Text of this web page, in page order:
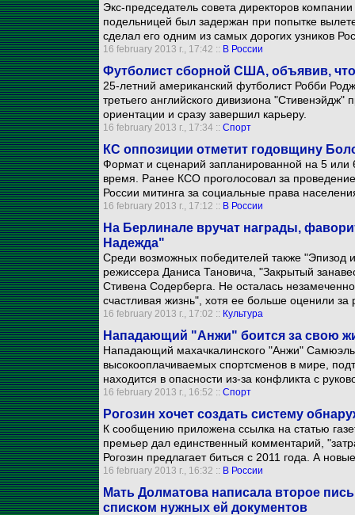
Экс-председатель совета директоров
подельницей был задержан при попытке
сделал его одним из самых дорогих узников
16 february 2013 г., 17:42 :: В России
Футболист сборной США, объявив, что
25-летний американский футболист Робби
третьего английского дивизиона
ориентации и сразу завершил карьеру.
16 february 2013 г., 17:34 :: Спорт
КС оппозиции отметит годовщину
Формат и сценарий запланированной на 5
время. Ранее КСО проголосовал за
России митинга за социальные права
16 february 2013 г., 17:12 :: В России
На Берлинале вручат награды,
Надежда"
Среди возможных победителей также "Эпизод
режиссера Даниса Тановича, "Закрытый
Стивена Содерберга. Не осталась
счастливая жизнь", хотя ее больше оценили за
16 february 2013 г., 17:02 :: Культура
Нападающий "Анжи" боится за свою
Нападающий махачкалинского "Анжи"
высокооплачиваемых спортсменов в мире,
находится в опасности из-за конфликта с
16 february 2013 г., 16:52 :: Спорт
Рогозин хочет создать систему
К сообщению приложена ссылка на статью
премьер дал единственный комментарий,
Рогозин предлагает биться с 2011 года. А
16 february 2013 г., 16:32 :: В России
Мать Долматова написала второе
списком нужных ей документов